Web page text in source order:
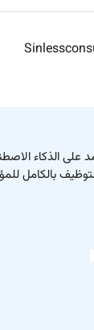
على الذكاء
بالكامل